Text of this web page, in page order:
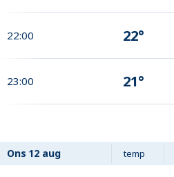
22:00 22°
23:00 21°
Ons 12 aug temp